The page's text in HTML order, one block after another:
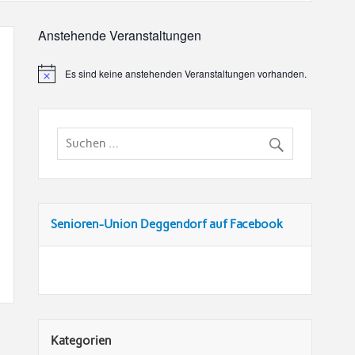
Anstehende Veranstaltungen
Es sind keine anstehenden Veranstaltungen vorhanden.
Senioren-Union Deggendorf auf Facebook
Kategorien